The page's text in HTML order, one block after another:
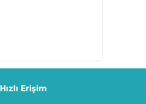
Hızlı Erişim